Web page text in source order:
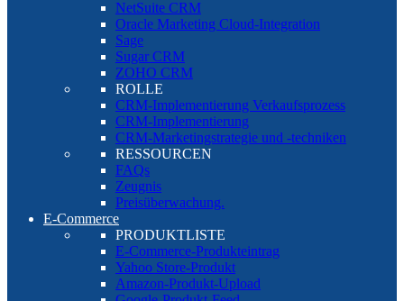
NetSuite CRM
Oracle Marketing Cloud-Integration
Sage
Sugar CRM
ZOHO CRM
ROLLE
CRM-Implementierung Verkaufsprozess
CRM-Implementierung
CRM-Marketingstrategie und -techniken
RESSOURCEN
FAQs
Zeugnis
Preisüberwachung.
E-Commerce
PRODUKTLISTE
E-Commerce-Produkteintrag
Yahoo Store-Produkt
Amazon-Produkt-Upload